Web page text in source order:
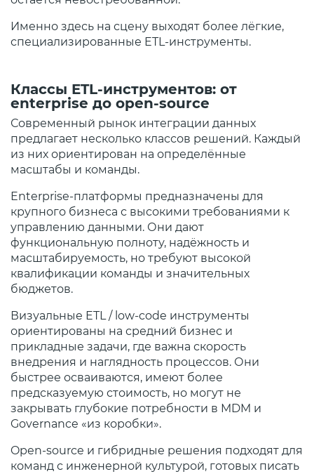
Именно здесь на сцену выходят более лёгкие,
специализированные ETL‑инструменты.
Классы ETL‑инструментов: от
enterprise до open‑source
Современный рынок интеграции данных
предлагает несколько классов решений. Каждый
из них ориентирован на определённые
масштабы и команды.
Enterprise‑платформы предназначены для
крупного бизнеса с высокими требованиями к
управлению данными. Они дают
функциональную полноту, надёжность и
масштабируемость, но требуют высокой
квалификации команды и значительных
бюджетов.
Визуальные ETL / low‑code инструменты
ориентированы на средний бизнес и
прикладные задачи, где важна скорость
внедрения и наглядность процессов. Они
быстрее осваиваются, имеют более
предсказуемую стоимость, но могут не
закрывать глубокие потребности в MDM и
Governance «из коробки».
Open‑source и гибридные решения подходят для
команд с инженерной культурой, готовых писать